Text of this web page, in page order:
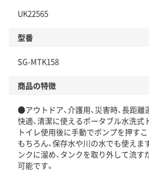
UK22565
型番
SG-MTK158
商品の特徴
●アウトドア、介護用、災害時、長距
快適、清潔に使えるポータブル水洗式
トイレ使用後に手動でポンプを押す
もちろん、保存水や川の水でも使えま
ンクに溜め、タンクを取り外して流
可能です。